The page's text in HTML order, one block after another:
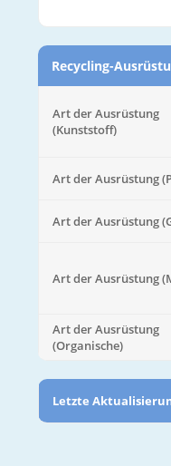
Recycling-
Art der Ausrüstung
(Kunststoff)
Art der Ausrüstung
Art der Ausrüstung
Art der Ausrüstung
Art der Ausrüstung
(Organische)
Letzte